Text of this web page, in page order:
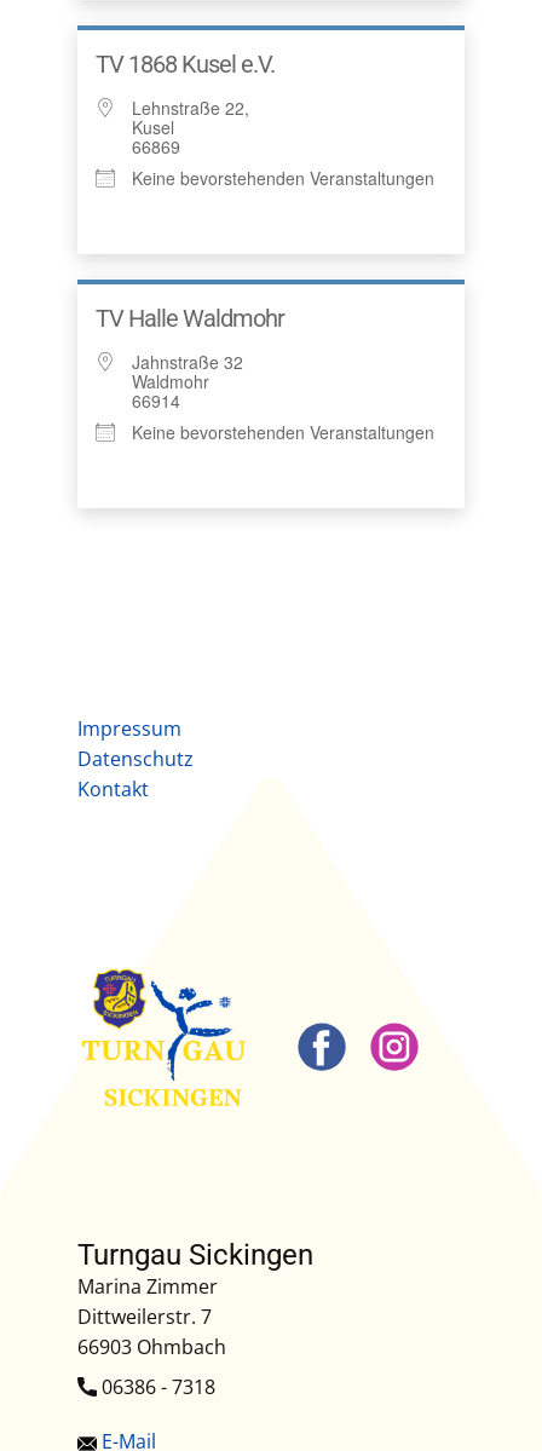
TV 1868 Kusel e.V.
Lehnstraße 22,
Kusel
66869
Keine bevorstehenden Veranstaltungen
TV Halle Waldmohr
Jahnstraße 32
Waldmohr
66914
Keine bevorstehenden Veranstaltungen
Impressum
Datenschutz
Kontakt
Turngau Sickingen
Marina Zimmer
Dittweilerstr. 7
66903 Ohmbach
​06386 - 7318
E-Mail